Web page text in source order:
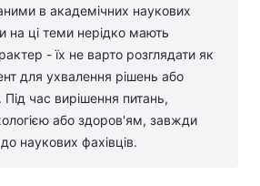
в академічних наукових
на ці теми нерідко мають
- їх не варто розглядати як
для ухвалення рішень або
Під час вирішення питань,
або здоров'ям, завжди
наукових фахівців.